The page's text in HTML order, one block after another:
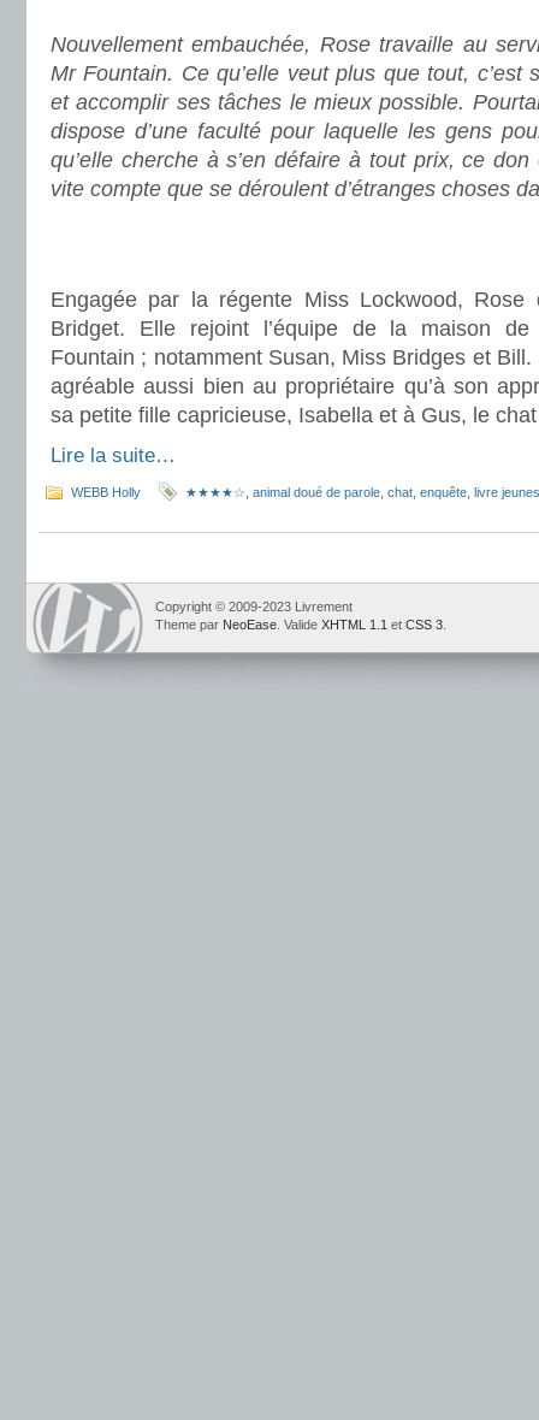
Nouvellement embauchée, Rose travaille au
Mr Fountain. Ce qu’elle veut plus que tout, c’est
et accomplir ses tâches le mieux possible.
dispose d’une faculté pour laquelle les gens
qu’elle cherche à s’en défaire à tout prix, ce
vite compte que se déroulent d’étranges choses
Engagée par la régente Miss Lockwood, Rose
Bridget. Elle rejoint l’équipe de la maison de
Fountain ; notamment Susan, Miss Bridges et
agréable aussi bien au propriétaire qu’à son
sa petite fille capricieuse, Isabella et à Gus, le
Lire la suite…
WEBB Holly ★★★★☆ animal doué de parole chat enquête livre
Copyright © 2009-2023 Livrement
Theme par NeoEase . Valide XHTML 1.1 et CSS 3